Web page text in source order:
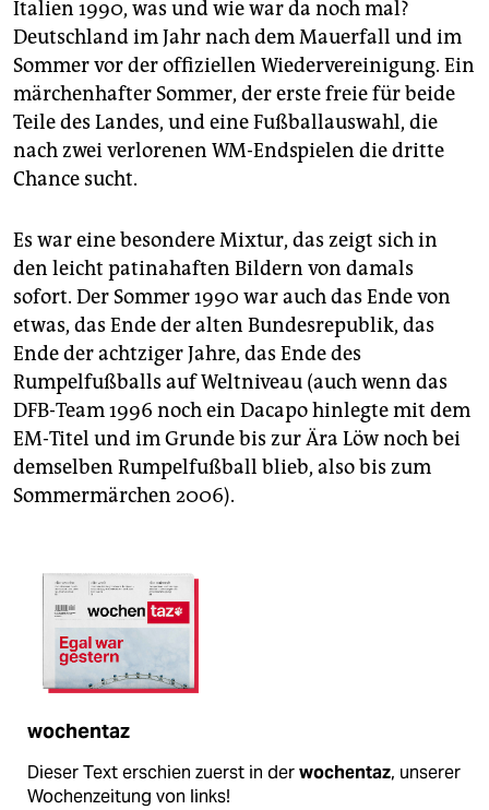
Italien 1990, was und wie war da noch mal?
Deutschland im Jahr nach dem Mauerfall und im
Sommer vor der offiziellen Wiedervereinigung. Ein
märchenhafter Sommer, der erste freie für beide
Teile des Landes, und eine Fußballauswahl, die
nach zwei verlorenen WM-Endspielen die dritte
Chance sucht.
Es war eine besondere Mixtur, das zeigt sich in
den leicht patinahaften Bildern von damals
sofort. Der Sommer 1990 war auch das Ende von
etwas, das Ende der alten Bundesrepublik, das
Ende der achtziger Jahre, das Ende des
Rumpelfußballs auf Weltniveau (auch wenn das
DFB-Team 1996 noch ein Dacapo hinlegte mit dem
EM-Titel und im Grunde bis zur Ära Löw noch bei
demselben Rumpelfußball blieb, also bis zum
Sommermärchen 2006).
wochentaz
Dieser Text erschien zuerst in derwochentaz, unserer
Wochenzeitung von links!